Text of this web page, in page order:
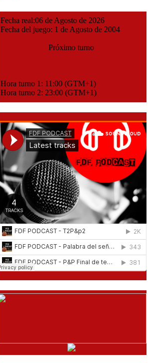
Fecha real:06 de Agosto de 2026
Fecha del juego: 1 de Agosto de 2004
Próximo turno
Hora turno 1: 11:00 (GTM+1)
Hora turno 2: 23:00 (GTM+1)